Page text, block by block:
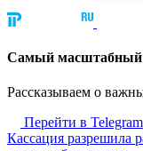
Cамый масштабный
Рассказываем о
Перейти в Telegram
Кассация разрешила